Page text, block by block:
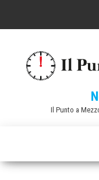
Il Punto a